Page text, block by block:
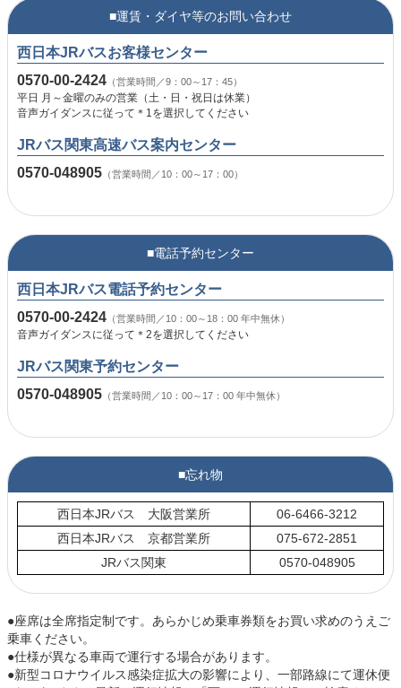
■運賃・ダイヤ等のお問い合わせ
西日本JRバスお客様センター
0570-00-2424 （営業時間／9：00～17：45）
平日 月～金曜のみの営業（土・日・祝日は休業）
音声ガイダンスに従って＊1を選択してください
JRバス関東高速バス案内センター
0570-048905 （営業時間／10：00～17：00）
■電話予約センター
西日本JRバス電話予約センター
0570-00-2424 （営業時間／10：00～18：00 年中無休）
音声ガイダンスに従って＊2を選択してください
JRバス関東予約センター
0570-048905 （営業時間／10：00～17：00 年中無休）
■忘れ物
西日本JRバス 大阪営業所
06-6466-3212
西日本JRバス 京都営業所
075-672-2851
JRバス関東
0570-048905
●座席は全席指定制です。あらかじめ乗車券類をお買い求めのうえご
乗車ください。
●仕様が異なる車両で運行する場合があります。
●新型コロナウイルス感染症拡大の影響により、一部路線にて運休便